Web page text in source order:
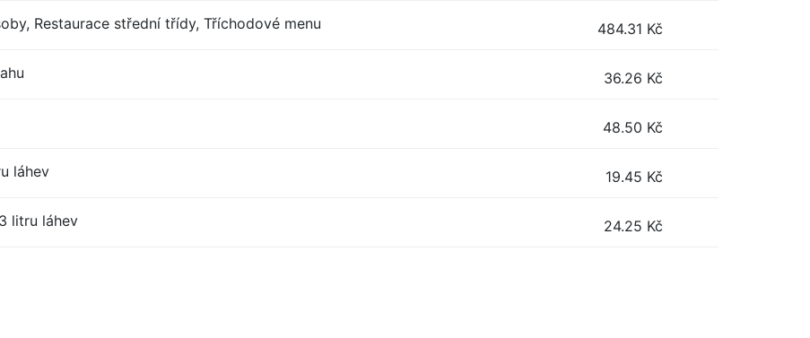
Restaurace střední třídy, Tříchodové menu 484.31 Kč
36.26 Kč
48.50 Kč
láhev 19.45 Kč
litru láhev 24.25 Kč